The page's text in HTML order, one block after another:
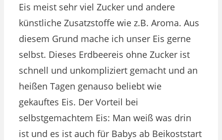
Eis meist sehr viel Zucker und andere
künstliche Zusatzstoffe wie z.B. Aroma. Aus
diesem Grund mache ich unser Eis gerne
selbst. Dieses Erdbeereis ohne Zucker ist
schnell und unkompliziert gemacht und an
heißen Tagen genauso beliebt wie
gekauftes Eis. Der Vorteil bei
selbstgemachtem Eis: Man weiß was drin
ist und es ist auch für Babys ab Beikoststart